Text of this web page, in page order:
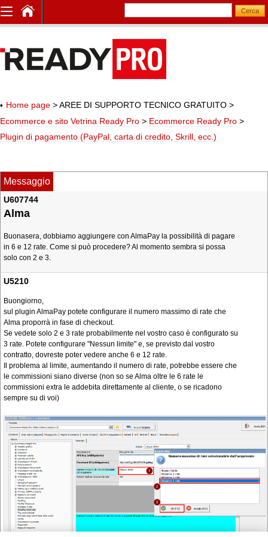
Home page > AREE DI SUPPORTO TECNICO GRATUITO >
Ecommerce e sito Vetrina Ready Pro > Ecommerce Ready Pro >
Plugin di pagamento (PayPal, carta di credito, Skrill, ecc.)
Messaggio
U607744
Alma
Buonasera, dobbiamo aggiungere con AlmaPay la possibilità di pagare
in 6 e 12 rate. Come si può procedere? Al momento sembra si possa
solo con 2 e 3.
U5210
Buongiorno,
sul plugin AlmaPay potete configurare il numero massimo di rate che
Alma proporrà in fase di checkout.
Se vedete solo 2 e 3 rate probabilmente nel vostro caso è configurato su
3 rate. Potete configurare "Nessun limite" e, se previsto dal vostro
contratto, dovreste poter vedere anche 6 e 12 rate.
Il problema al limite, aumentando il numero di rate, potrebbe essere che
le commissioni siano diverse (non so se Alma oltre le 6 rate le
commissioni extra le addebita direttamente al cliente, o se ricadono
sempre su di voi)